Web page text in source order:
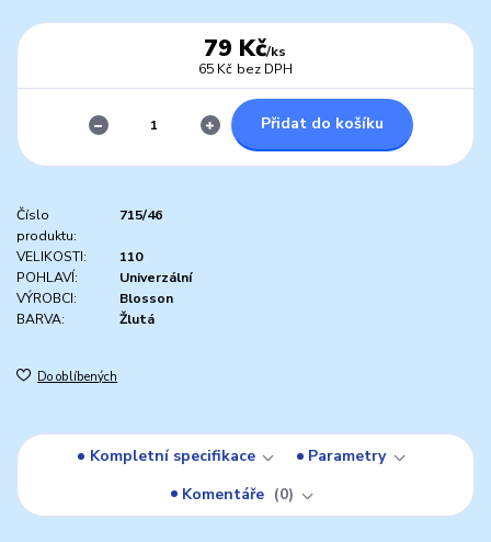
79 Kč/ks
65 Kč bez DPH
Přidat do košíku
Číslo
produktu:
715/46
VELIKOSTI:
110
POHLAVÍ:
Univerzální
VÝROBCI:
Blosson
BARVA:
Žlutá
Do oblíbených
Kompletní specifikace
Parametry
Komentáře
0